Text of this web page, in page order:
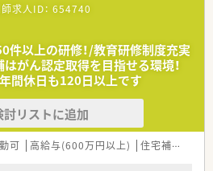
求人ID： 654740
件以上の研修！/教育研修制度充実
がん認定取得を目指せる環境！
間休日も120日以上です
討リストに追加
可 高給与(600万円以上) 住宅補助(手当)あり